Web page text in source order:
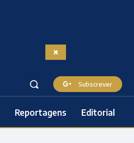
Subscrever
Reportagens Editorial